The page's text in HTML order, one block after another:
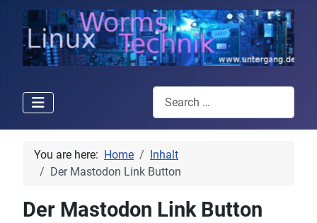
Search
You are here: Home
Inhalt
Der Mastodon Link Button
Der Mastodon Link Button